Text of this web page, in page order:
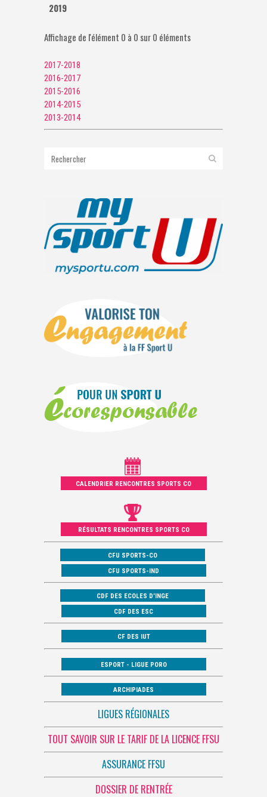
2019
Affichage de l'élément 0 à 0 sur 0 éléments
2017-2018
2016-2017
2015-2016
2014-2015
2013-2014
CALENDRIER RENCONTRES SPORTS CO
RÉSULTATS RENCONTRES SPORTS CO
CFU SPORTS-CO
CFU SPORTS-IND
CDF DES ECOLES D’INGE
CDF DES ESC
CF DES IUT
ESPORT - LIGUE PORO
ARCHIPIADES
LIGUES RÉGIONALES
TOUT SAVOIR SUR LE TARIF DE LA LICENCE FFSU
ASSURANCE FFSU
DOSSIER DE RENTRÉE